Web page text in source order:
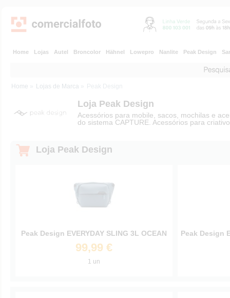
Home Lojas Autel Broncolor Hähnel Lowepro Nanlite Peak Design
Home » Lojas de Marca » Peak Design
Loja Peak Design
Acessórios para mobile, sacos, mochilas e
do sistema CAPTURE. Acessórios para
Loja Peak Design
Peak Design EVERYDAY SLING 3L OCEAN
99,99 €
1 un
Peak Design